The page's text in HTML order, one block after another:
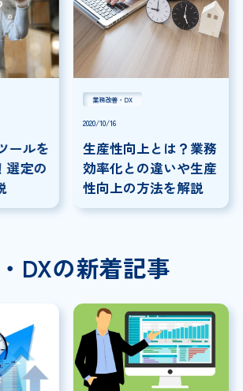
ールを
選定の
業務改善・DX
2020/10/16
生産性向上とは？業務
効率化との違いや生産
性向上の方法を解説
DXの新着記事